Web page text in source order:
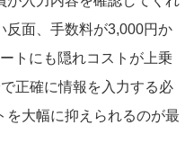
反面、手数料が3,000円か
トにも隠れコストが上乗
正確に情報を入力する必
を大幅に抑えられるのが最